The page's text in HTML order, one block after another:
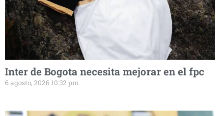
Inter de Bogota necesita mejorar en el fpc
6 agosto, 2026 10:32 pm